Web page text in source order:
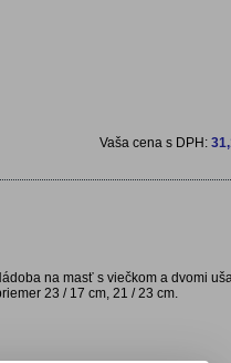
Vaša cena s DPH:
na masť s viečkom a dvomi
23 / 17 cm, 21 / 23 cm.